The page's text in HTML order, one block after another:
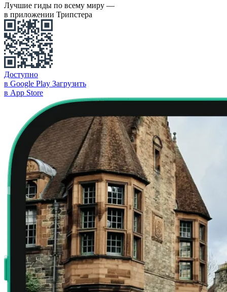
Лучшие гиды по всему миру —
в приложении Трипстера
Доступно
в Google Play Загрузить
в App Store